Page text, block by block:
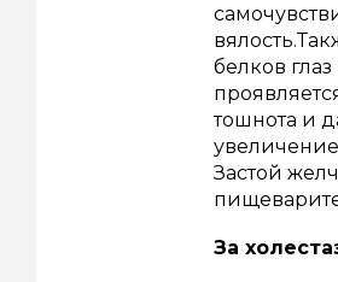
белков
тошнота и
Застой
За